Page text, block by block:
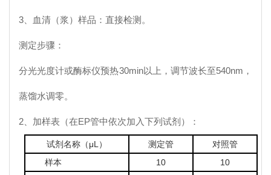
3、血清（浆）样品：直接检测。
测定步骤：
分光光度计或酶标仪预热30min以上，调节波长至540nm，
蒸馏水调零。
2、加样表（在EP管中依次加入下列试剂）：
试剂名称（μL） 测定管
对照管
样本
10
10